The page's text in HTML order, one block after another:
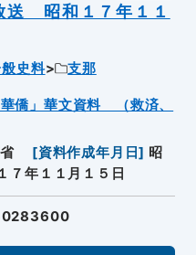
送 昭和１７年１１
史料
支那
僑」華文資料 （救済、
[資料作成年月日] 昭
７年１１月１５日